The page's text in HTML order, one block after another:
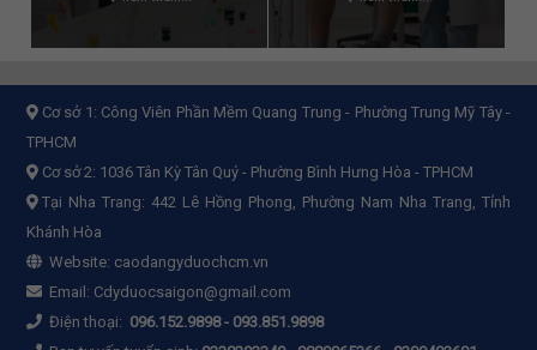
Cơ sở 1: Công Viên Phần Mềm Quang Trung - Phường Trung Mỹ Tây -
TPHCM
Cơ sở 2: 1036 Tân Kỳ Tân Quý - Phường Bình Hưng Hòa - TPHCM
Tại Nha Trang: 442 Lê Hồng Phong, Phường Nam Nha Trang, Tỉnh
Khánh Hòa
Website: caodangyduochcm.vn
Email: Cdyduocsaigon@gmail.com
Điện thoại: 096.152.9898- 093.851.9898